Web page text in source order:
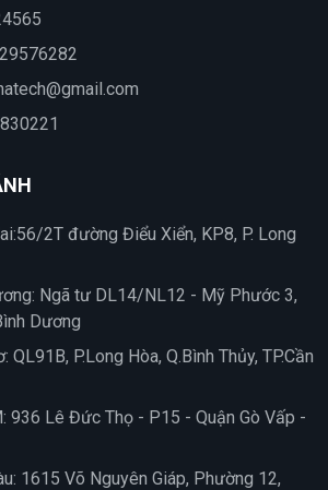
2T đường Điểu Xiển, KP8, P. Long
Ngã tư DL14/NL12 - Mỹ Phước 3,
Dương
P.Long Hòa, Q.Bình Thủy, TP.Cần
936 Lê Đức Thọ - P15 - Quận Gò Vấp -
1615 Võ Nguyên Giáp, Phường 12,